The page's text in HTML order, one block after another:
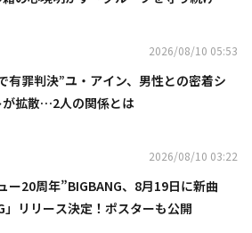
2026/08/10 05:53
有罪判決”ユ・アイン、男性との密着シ
が拡散…2人の関係とは
2026/08/10 03:22
ー20周年”BIGBANG、8月19日に新曲
」リリース決定！ポスターも公開